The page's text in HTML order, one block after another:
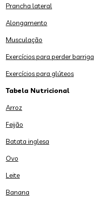
Prancha lateral
Alongamento
Musculação
Exercícios para perder barriga
Exercícios para glúteos
Tabela Nutricional
Arroz
Feijão
Batata inglesa
Ovo
Leite
Banana